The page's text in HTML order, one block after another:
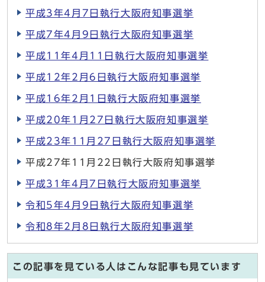
平成3年4月7日執行大阪府知事選挙
平成7年4月9日執行大阪府知事選挙
平成11年4月11日執行大阪府知事選挙
平成12年2月6日執行大阪府知事選挙
平成16年2月1日執行大阪府知事選挙
平成20年1月27日執行大阪府知事選挙
平成23年11月27日執行大阪府知事選挙
平成27年11月22日執行大阪府知事選挙
平成31年4月7日執行大阪府知事選挙
令和5年4月9日執行大阪府知事選挙
令和8年2月8日執行大阪府知事選挙
この記事を見ている人はこんな記事も見ています